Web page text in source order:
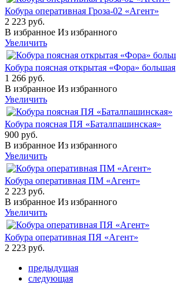
Кобура оперативная Гроза-02 «Агент»
2 223 руб.
В избранное Из избранного
Увеличить
Кобура поясная открытая «Фора» большая
1 266 руб.
В избранное Из избранного
Увеличить
Кобура поясная ПЯ «Баталпашинская»
900 руб.
В избранное Из избранного
Увеличить
Кобура оперативная ПМ «Агент»
2 223 руб.
В избранное Из избранного
Увеличить
Кобура оперативная ПЯ «Агент»
2 223 руб.
предыдущая
следующая